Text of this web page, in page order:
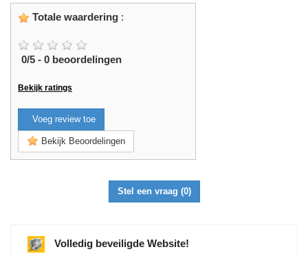
Totale waardering :
0/5 - 0 beoordelingen
Bekijk ratings
Voeg review toe
Bekijk Beoordelingen
Stel een vraag (0)
Volledig beveiligde Website!